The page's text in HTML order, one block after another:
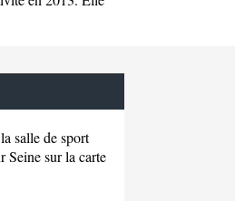
salle de sport
Seine sur la carte